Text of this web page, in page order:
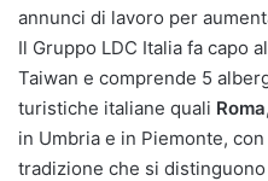
annunci di lavoro per
Il Gruppo LDC Italia fa capo
Taiwan e comprende 5
turistiche italiane quali
in Umbria e in Piemonte,
tradizione che si